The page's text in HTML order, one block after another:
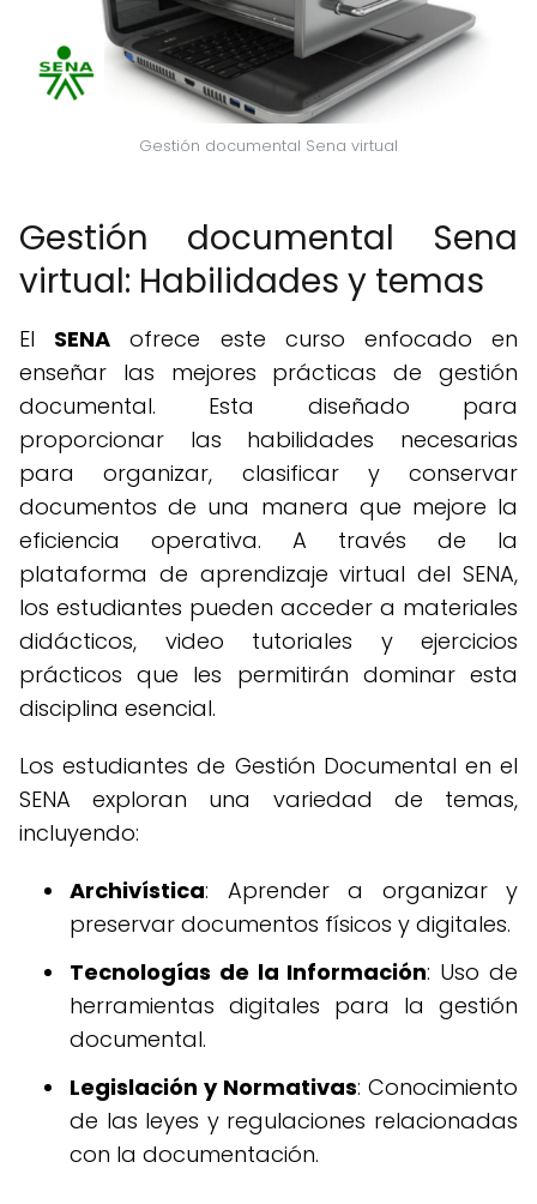
Gestión documental Sena virtual
Gestión documental Sena
virtual: Habilidades y temas
El SENA ofrece este curso enfocado en
enseñar las mejores prácticas de gestión
documental. Esta diseñado para
proporcionar las habilidades necesarias
para organizar, clasificar y conservar
documentos de una manera que mejore la
eficiencia operativa. A través de la
plataforma de aprendizaje virtual del SENA,
los estudiantes pueden acceder a materiales
didácticos, video tutoriales y ejercicios
prácticos que les permitirán dominar esta
disciplina esencial.
Los estudiantes de Gestión Documental en el
SENA exploran una variedad de temas,
incluyendo:
Archivística: Aprender a organizar y
preservar documentos físicos y digitales.
Tecnologías de la Información: Uso de
herramientas digitales para la gestión
documental.
Legislación y Normativas: Conocimiento
de las leyes y regulaciones relacionadas
con la documentación.